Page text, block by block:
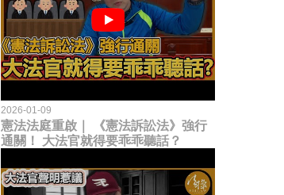
2026-01-09
憲法法庭重啟｜ 《憲法訴訟法》強行
通關！ 大法官就得要乖乖聽話？